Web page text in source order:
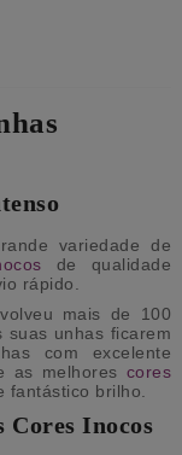
variedade de
de qualidade
rápido.
mais de 100
unhas ficarem
com excelente
as melhores cores
fantástico brilho.
Cores Inocos